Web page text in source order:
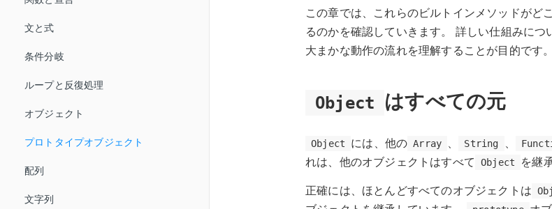
文と式
条件分岐
ループと反復処理
オブジェクト
プロトタイプオブジェクト
配列
文字列
この章では、これらのビルトインメソッドがど
るのかを確認していきます。 詳しい仕組みにつ
大まかな動作の流れを理解することが目的です。
Object はすべての元
Object には、他の Array 、 String 、
れは、他のオブジェクトはすべて
Object
を継
正確には、ほとんどすべてのオブジェクトは